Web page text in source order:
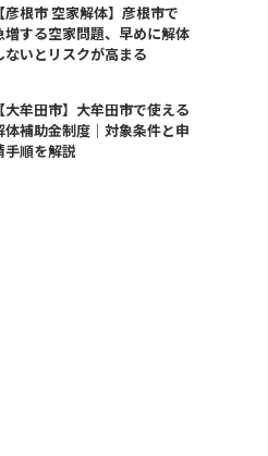
【彦根市 空家解体】彦根市で
増する空家問題、早めに解体
ないとリスクが高まる
【大牟田市】大牟田市で使える
体補助金制度｜対象条件と申
手順を解説